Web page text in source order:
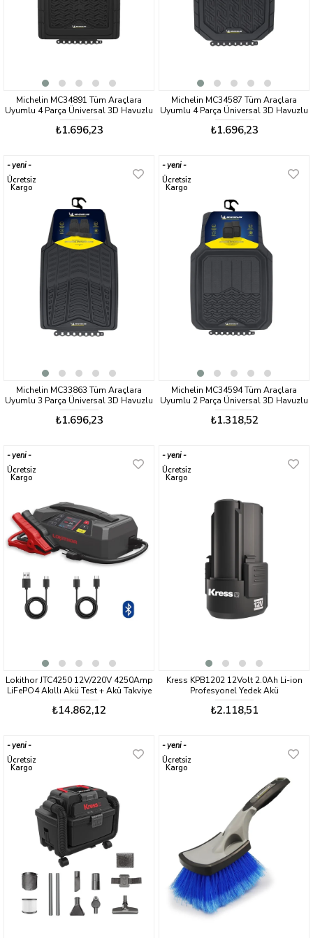
Michelin MC34891 Tüm Araçlara
Uyumlu 4 Parça Üniversal 3D Havuzlu
Oto Paspas
₺1.696,23
Michelin MC34587 Tüm Araçlara
Uyumlu 4 Parça Üniversal 3D Havuzlu
Oto Paspas
₺1.696,23
Michelin MC33863 Tüm Araçlara
Uyumlu 3 Parça Üniversal 3D Havuzlu
Oto Paspas
₺1.696,23
yeni
ürün
Ücretsiz
Kargo
Michelin MC34594 Tüm Araçlara
Uyumlu 2 Parça Üniversal 3D Havuzlu
Oto Paspas
₺1.318,52
yeni
ürün
Ücretsiz
Kargo
Lokithor JTC4250 12V/220V 4250Amp
LiFePO4 Akıllı Akü Test + Akü Takviye
+ Akü Şarj Cihazı
₺14.862,12
yeni
ürün
Ücretsiz
Kargo
Kress KPB1202 12Volt 2.0Ah Li-ion
Profesyonel Yedek Akü
₺2.118,51
yeni
ürün
Ücretsiz
Kargo
yeni
ürün
Ücretsiz
Kargo
yeni
ürün
Ücretsiz
Kargo